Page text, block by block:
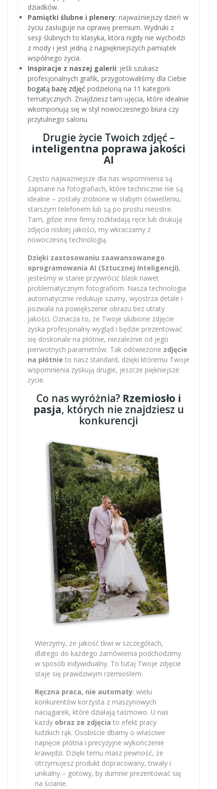
dziadków.
Pamiątki ślubne i plenery: najważniejszy dzień w
życiu zasługuje na oprawę premium. Wydruki z
sesji ślubnych to klasyka, która nigdy nie wychodzi
z mody i jest jedną z najpiękniejszych pamiątek
wspólnego życia.
Inspiracje z naszej galerii: jeśli szukasz
profesjonalnych grafik, przygotowaliśmy dla Ciebie
bogatą bazę zdjęć podzieloną na 11 kategorii
tematycznych. Znajdziesz tam ujęcia, które idealnie
wkomponują się w styl nowoczesnego biura czy
przytulnego salonu.
Drugie życie Twoich zdjęć –
inteligentna poprawa jakości
AI
Często najważniejsze dla nas wspomnienia są
zapisane na fotografiach, które technicznie nie są
idealne – zostały zrobione w słabym oświetleniu,
starszym telefonem lub są po prostu nieostre.
Tam, gdzie inne firmy rozkładają ręce lub drukują
zdjęcia niskiej jakości, my wkraczamy z
nowoczesną technologią.
Dzięki zastosowaniu zaawansowanego
oprogramowania AI (Sztucznej Inteligencji),
jesteśmy w stanie przywrócić blask nawet
problematycznym fotografiom. Nasza technologia
automatycznie redukuje szumy, wyostrza detale i
pozwala na powiększenie obrazu bez utraty
jakości. Oznacza to, że Twoje ulubione zdjęcie
zyska profesjonalny wygląd i będzie prezentować
się doskonale na płótnie, niezależnie od jego
pierwotnych parametrów. Tak odświeżone zdjęcie
na płótnie to nasz standard, dzięki któremu Twoje
wspomnienia zyskują drugie, jeszcze piękniejsze
życie.
Co nas wyróżnia? Rzemiosło i
pasja, których nie znajdziesz u
konkurencji
Wierzymy, że jakość tkwi w szczegółach,
dlatego do każdego zamówienia podchodzimy
w sposób indywidualny. To tutaj Twoje zdjęcie
staje się prawdziwym rzemiosłem.
Ręczna praca, nie automaty: wielu
konkurentów korzysta z maszynowych
naciągarek, które działają taśmowo. U nas
każdy obraz ze zdjęcia to efekt pracy
ludzkich rąk. Osobiście dbamy o właściwe
napięcie płótna i precyzyjne wykończenie
krawędzi. Dzięki temu masz pewność, że
otrzymujesz produkt dopracowany, trwały i
unikalny – gotowy, by dumnie prezentować się
na ścianie.